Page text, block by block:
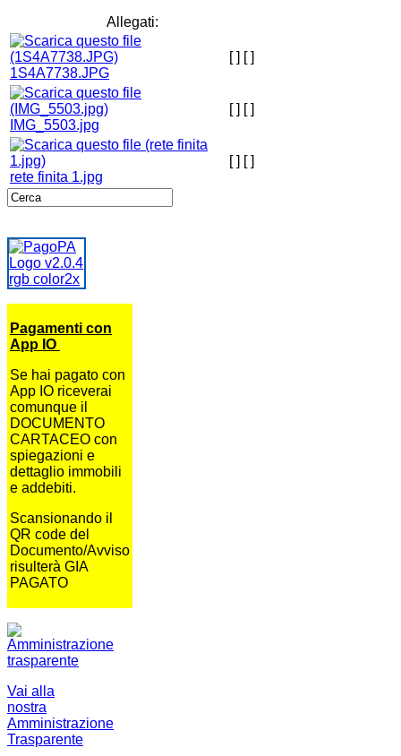
Allegati:
1S4A7738.JPG
[ ] [ ]
IMG_5503.jpg
[ ] [ ]
rete finita 1.jpg
[ ] [ ]
Pagamenti con
App IO
Se hai pagato con
App IO riceverai
comunque il
DOCUMENTO
CARTACEO con
spiegazioni e
dettaglio immobili
e addebiti.
Scansionando il
QR code del
Documento/Avviso
risulterà GIA
PAGATO
Vai alla
nostra
Amministrazione
Trasparente